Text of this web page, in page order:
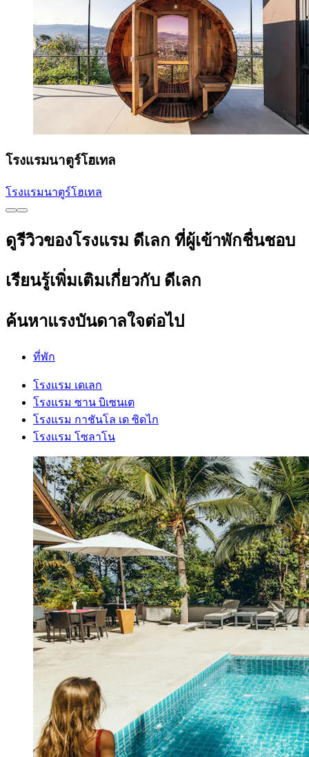
โรงแรมนาตูร์โฮเทล
โรงแรมนาตูร์โฮเทล
ดูรีวิวของโรงแรม ดีเลก ที่ผู้เข้าพักชื่นชอบ
เรียนรู้เพิ่มเติมเกี่ยวกับ ดีเลก
ค้นหาแรงบันดาลใจต่อไป
ที่พัก
โรงแรม เดเลก
โรงแรม ซาน บิเซนเต
โรงแรม กาชันโล เด ซิดไก
โรงแรม โซลาโน